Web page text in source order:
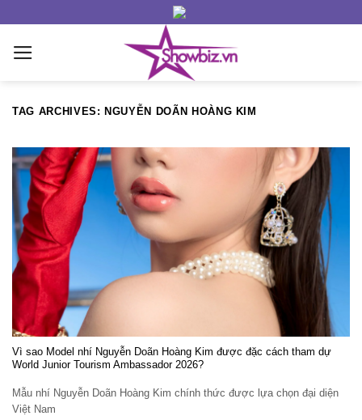
content
TAG ARCHIVES: NGUYỄN DOÃN HOÀNG KIM
Vì sao Model nhí Nguyễn Doãn Hoàng Kim được đặc cách tham dự
World Junior Tourism Ambassador 2026?
Mẫu nhí Nguyễn Doãn Hoàng Kim chính thức được lựa chọn đại diện
Việt Nam